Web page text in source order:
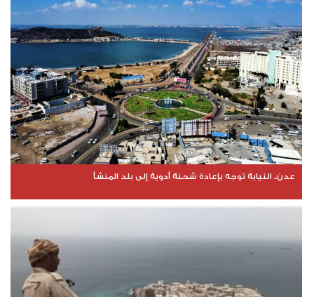
عدن.. النيابة توجه بإعادة شحنة أدوية إلى بلد المنشأ